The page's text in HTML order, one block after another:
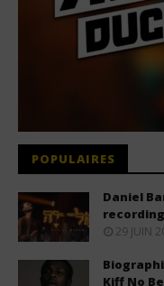
POPULAIRES
Daniel
29 JUIN
Kiff No